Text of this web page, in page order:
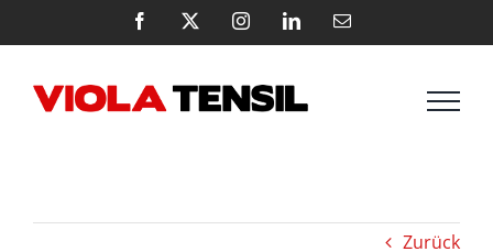
Inhalt
Facebook InstagramLinkedInE-
Zurück